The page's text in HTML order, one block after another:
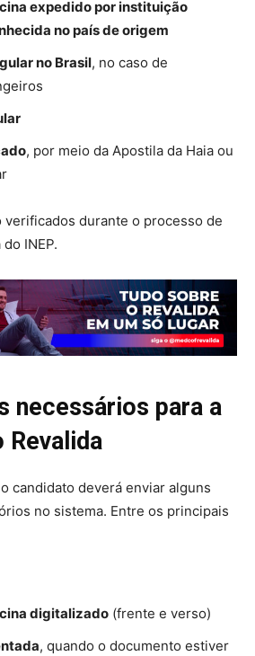
expedido por instituição
no país de origem
no Brasil, no caso de
, por meio da Apostila da Haia ou
verificados durante o processo de
INEP.
necessários para a
Revalida
candidato deverá enviar alguns
no sistema. Entre os principais
digitalizado (frente e verso)
, quando o documento estiver